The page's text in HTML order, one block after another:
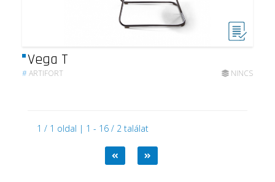
Vega T
#ARTIFORT NINCS
1 / 1 oldal | 1 - 16 / 2 találat